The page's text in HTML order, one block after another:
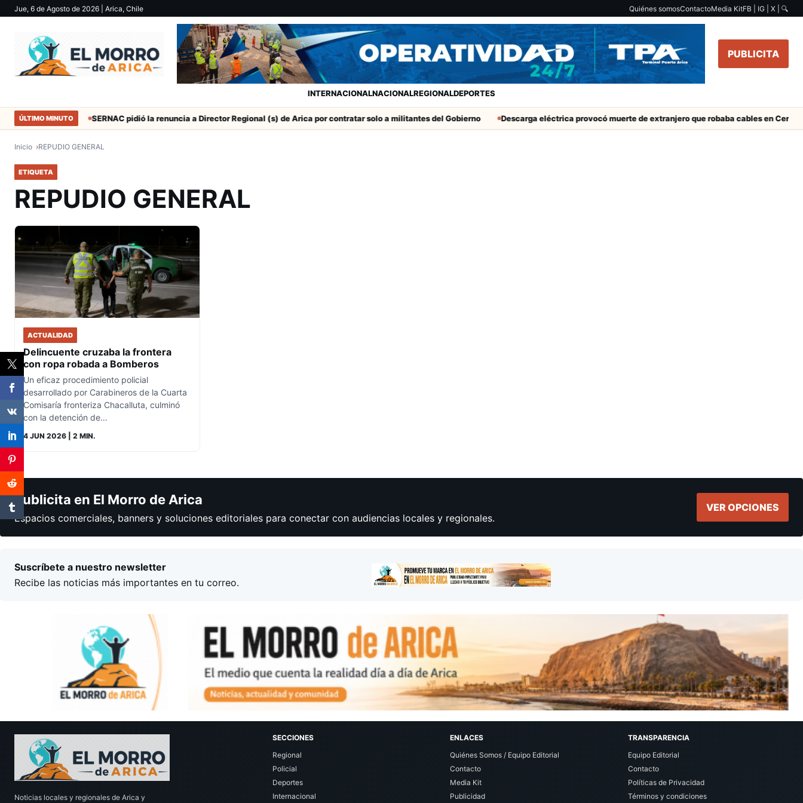
Jue, 6 de Agosto de 2026 | Arica, Chile Quiénes somosContactoMedia KitFB | IG | X | 🔍
PUBLICITA
INTERNACIONALNACIONALREGIONALDEPORTES
ÚLTIMO MINUTO
50 años SERNAC pidió la renuncia a Director Regional (s) de Arica por contratar solo a militantes del Gobierno Descarga eléctrica provocó muerte de extranjero que robaba cables en Cerro
Inicio REPUDIO GENERAL
ETIQUETA
REPUDIO GENERAL
ACTUALIDAD
Delincuente cruzaba la frontera
con ropa robada a Bomberos
Un eficaz procedimiento policial
desarrollado por Carabineros de la Cuarta
Comisaría fronteriza Chacalluta, culminó
con la detención de…
4 JUN 2026 | 2 MIN.
Publicita en El Morro de Arica
Espacios comerciales, banners y soluciones editoriales para conectar con audiencias locales y regionales.
VER OPCIONES
Suscríbete a nuestro newsletter
Recibe las noticias más importantes en tu correo.
Noticias locales y regionales de Arica y
SECCIONES
Regional
Policial
Deportes
Internacional
ENLACES
Quiénes Somos / Equipo Editorial
Contacto
Media Kit
Publicidad
TRANSPARENCIA
Equipo Editorial
Contacto
Políticas de Privacidad
Términos y condiciones